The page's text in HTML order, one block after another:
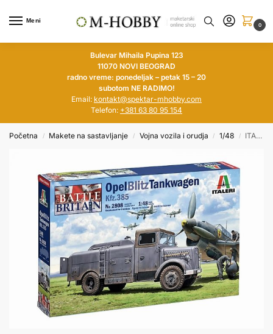
Meni
0
Bulevar Mihaila Pupina 123
11070 NOVI BEOGRAD
radno vreme: ponedeljak – petak 15 – 20
subotom NE RADIMO!
Email: kontakt@spektar-mhobby.com
Telefon: +381 63 80 95 154
Početna / Makete na sastavljanje / Vojna vozila i orudja / 1/48 / ITALERI 1/48 Opel Blitz Tankwagen Kfz.385